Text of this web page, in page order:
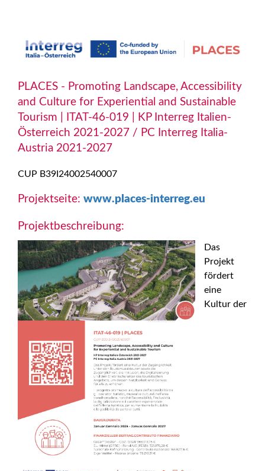
PLACES - Promoting Landscape, Accessibility
and Culture for Experiential and Sustainable
Tourism | ITAT-46-019 | KP Interreg Italien-
Österreich 2021-2027 / PC Interreg Italia-
Austria 2021-2027
CUP B39I24002540007
Projektseite: www.places-interreg.eu
Projektbeschreibung:
Das
Projekt
fördert
eine
Kultur der